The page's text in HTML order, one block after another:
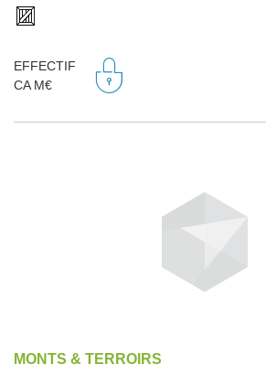
EFFECTIF
CA M€
MONTS & TERROIRS